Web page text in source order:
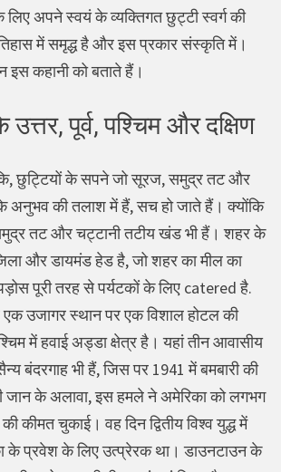
अपने स्वयं के व्यक्तिगत छुट्टी स्वर्ग की
में समृद्ध है और इस प्रकार संस्कृति में।
इस कहानी को बताते हैं।
पूर्व, पश्चिम और दक्षिण
छुट्टियों के सपने जो सूरज, समुद्र तट और
अनुभव की तलाश में हैं, सच हो जाते हैं। क्योंकि
तट और चट्टानी तटीय खंड भी हैं। शहर के
और डायमंड हेड है, जो शहर का मील का
पूरी तरह से पर्यटकों के लिए catered है.
उजागर स्थान पर एक विशाल होटल की
में हवाई अड्डा क्षेत्र है। यहां तीन आवासीय
बंदरगाह भी हैं, जिस पर 1941 में बमबारी की
जान के अलावा, इस हमले ने अमेरिका को लगभग
कीमत चुकाई। वह दिन द्वितीय विश्व युद्ध में
के प्रवेश के लिए उत्प्रेरक था। डाउनटाउन के